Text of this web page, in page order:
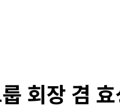
회장 겸